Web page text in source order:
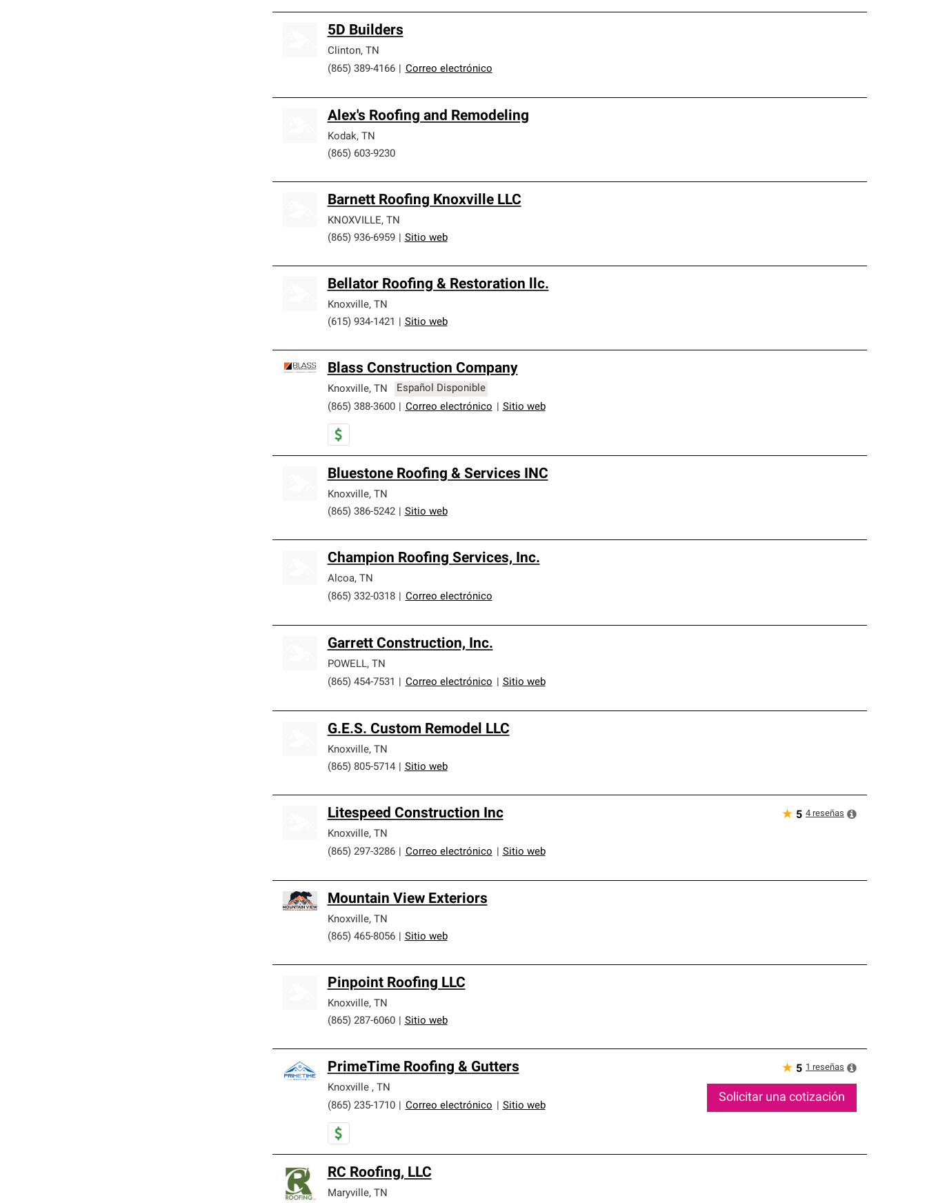
5D Builders
Clinton, TN
(865) 389-4166
Correo electrónico
Alex's Roofing and Remodeling
Kodak, TN
(865) 603-9230
Barnett Roofing Knoxville LLC
KNOXVILLE, TN
(865) 936-6959
Sitio web
Bellator Roofing & Restoration llc.
Knoxville, TN
(615) 934-1421
Sitio web
Blass Construction Company
Knoxville, TN
Español Disponible
(865) 388-3600
Correo electrónico Sitio web
Bluestone Roofing & Services INC
Knoxville, TN
(865) 386-5242
Sitio web
Champion Roofing Services, Inc.
Alcoa, TN
(865) 332-0318
Correo electrónico
Garrett Construction, Inc.
POWELL, TN
(865) 454-7531
Correo electrónico Sitio web
G.E.S. Custom Remodel LLC
Knoxville, TN
(865) 805-5714
Sitio web
Litespeed Construction Inc
Knoxville, TN
(865) 297-3286
Correo electrónico Sitio web
★ 5 4 reseñas
Mountain View Exteriors
Knoxville, TN
(865) 465-8056
Sitio web
Pinpoint Roofing LLC
Knoxville, TN
(865) 287-6060
Sitio web
PrimeTime Roofing & Gutters
Knoxville , TN
(865) 235-1710
Correo electrónico Sitio web
★ 5 1 reseñas
Solicitar una cotización
RC Roofing, LLC
Maryville, TN